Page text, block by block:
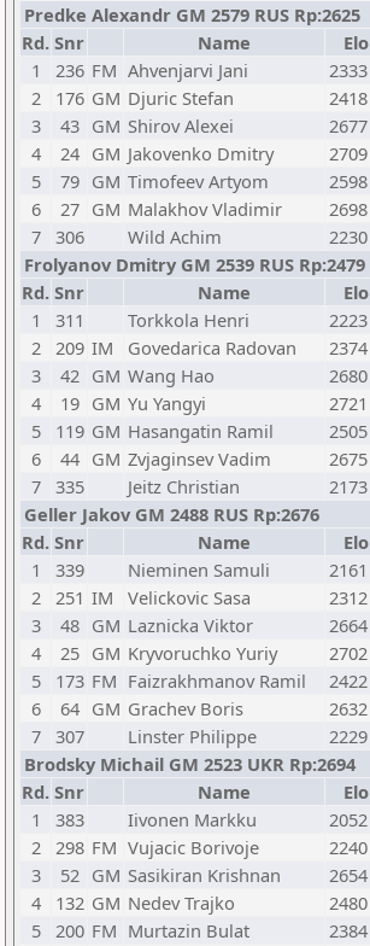
Predke Alexandr GM 2579 RUS Rp:2625
Rd. Snr Name Elo
1
236 FM Ahvenjarvi Jani 2333
2
176 GM Djuric Stefan 2418
3
43 GM Shirov Alexei 2677
4
24 GM Jakovenko Dmitry 2709
5
79 GM Timofeev Artyom 2598
6
27 GM Malakhov Vladimir 2698
7 306 Wild Achim 2230
Frolyanov Dmitry GM 2539 RUS Rp:2479
Rd. Snr Name Elo
1
311 Torkkola Henri 2223
2 209 IM Govedarica Radovan 2374
3
42 GM Wang Hao 2680
4
19 GM Yu Yangyi 2721
5
119 GM Hasangatin Ramil 2505
6
44 GM Zvjaginsev Vadim 2675
7 335 Jeitz Christian 2173
Geller Jakov GM 2488 RUS Rp:2676
Rd. Snr Name Elo
1
339 Nieminen Samuli 2161
2 251 IM Velickovic Sasa 2312
3
48 GM Laznicka Viktor 2664
4
25 GM Kryvoruchko Yuriy 2702
5
173 FM Faizrakhmanov Ramil 2422
6
64 GM Grachev Boris 2632
7 307 Linster Philippe 2229
Brodsky Michail GM 2523 UKR Rp:2694
Rd. Snr Name Elo
1
383 Iivonen Markku 2052
2 298 FM Vujacic Borivoje 2240
3
52 GM Sasikiran Krishnan 2654
4
132 GM Nedev Trajko 2480
5 200 FM Murtazin Bulat 2384